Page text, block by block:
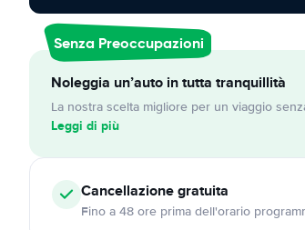
Senza Preoccupazioni
Noleggia un’auto in tutta tranquillità
La nostra scelta migliore per un viaggio
Leggi di più
Cancellazionegratuita
Fino a 48 ore prima dell'orario